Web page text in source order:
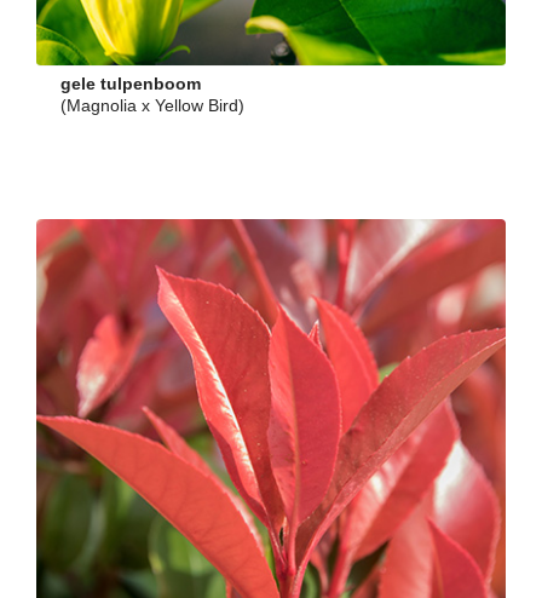
gele tulpenboom
(Magnolia x Yellow Bird)